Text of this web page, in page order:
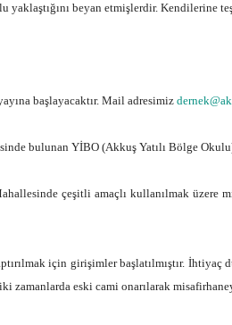
beyan etmişlerdir. Kendilerine
başlayacaktır. Mail adresimiz
bulunan YİBO (Akkuş Yatılı Bölge
çeşitli amaçlı kullanılmak üzere
için girişimler başlatılmıştır. İhtiyaç
zamanlarda eski cami onarılarak